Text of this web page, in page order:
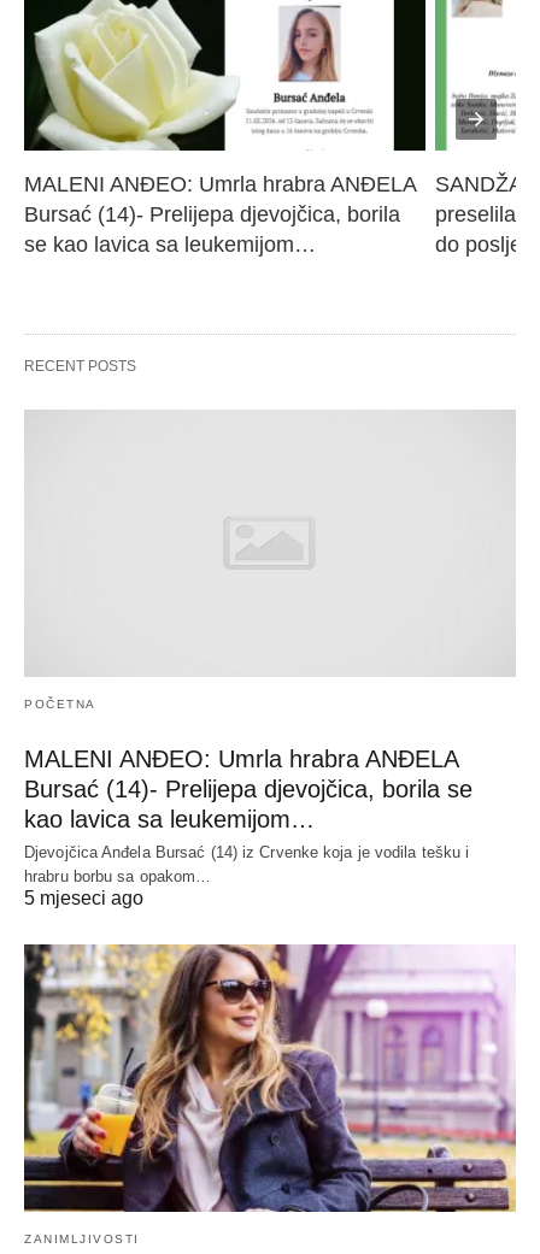
MALENI ANĐEO: Umrla hrabra ANĐELA
Bursać (14)- Prelijepa djevojčica, borila
se kao lavica sa leukemijom…
preselila
do
RECENT POSTS
POČETNA
MALENI ANĐEO: Umrla hrabra ANĐELA
Bursać (14)- Prelijepa djevojčica, borila se
kao lavica sa leukemijom…
Djevojčica Anđela Bursać (14) iz Crvenke koja je vodila tešku i
hrabru borbu sa opakom…
5 mjeseci ago
ZANIMLJIVOSTI